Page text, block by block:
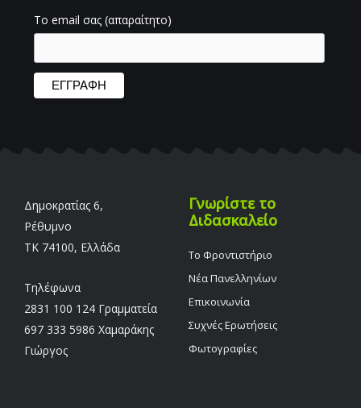
Το email σας (απαραίτητο)
Δημοκρατίας 6,
Ρέθυμνο
TK 74100, Ελλάδα
Τηλέφωνα
2831 100 124 Γραμματεία
697 333 5986 Χαμαράκης
Γιώργος
Γνωρίστε το
Διδασκαλείο
Το Φροντιστήριο
Νέα Πανελληνίων
Επικοινωνία
Συχνές Ερωτήσεις
Φωτογραφίες